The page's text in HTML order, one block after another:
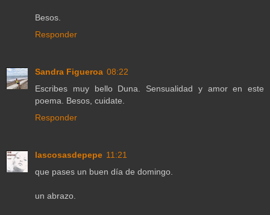
Besos.
Responder
Sandra Figueroa 08:22
Escribes muy bello Duna. Sensualidad y amor en este
poema. Besos, cuidate.
Responder
lascosasdepepe 11:21
que pases un buen día de domingo.
un abrazo.